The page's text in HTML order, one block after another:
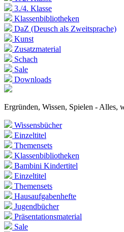
3./4. Klasse
Klassenbibliotheken
DaZ (Deusch als Zweitsprache)
Kunst
Zusatzmaterial
Schach
Sale
Downloads
Ergründen, Wissen, Spielen - Alles,
Wissensbücher
Einzeltitel
Themensets
Klassenbibliotheken
Bambini Kindertitel
Einzeltitel
Themensets
Hausaufgabenhefte
Jugendbücher
Präsentationsmaterial
Sale